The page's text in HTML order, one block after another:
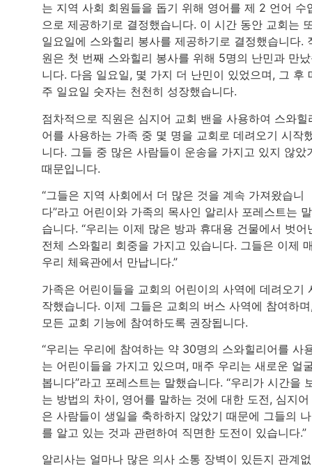
는 지역 사회 회원들을 돕기 위해 영어를 제 2 언어 수
으로 제공하기로 결정했습니다. 이 시간 동안 교회는
일요일에 스와힐리 봉사를 제공하기로 결정했습니다.
원은 첫 번째 스와힐리 봉사를 위해 5명의 난민과 만
니다. 다음 일요일, 몇 가지 더 난민이 있었으며, 그 후
주 일요일 숫자는 천천히 성장했습니다.
점차적으로 직원은 심지어 교회 밴을 사용하여 스와힐
어를 사용하는 가족 중 몇 명을 교회로 데려오기 시작
니다. 그들 중 많은 사람들이 운송을 가지고 있지 않았
때문입니다.
“그들은 지역 사회에서 더 많은 것을 계속 가져왔습니
다”라고 어린이와 가족의 목사인 알리사 포레스트는
습니다. “우리는 이제 많은 방과 휴대용 건물에서 벗어
전체 스와힐리 회중을 가지고 있습니다. 그들은 이제
우리 체육관에서 만납니다.”
가족은 어린이들을 교회의 어린이의 사역에 데려오기
작했습니다. 이제 그들은 교회의 버스 사역에 참여하
모든 교회 기능에 참여하도록 권장됩니다.
“우리는 우리에 참여하는 약 30명의 스와힐리어를 사
는 어린이들을 가지고 있으며, 매주 우리는 새로운 얼
봅니다”라고 포레스트는 말했습니다. “우리가 시간을
는 방법의 차이, 영어를 말하는 것에 대한 도전, 심지어
은 사람들이 생일을 축하하지 않았기 때문에 그들의
를 알고 있는 것과 관련하여 직면한 도전이 있습니다.”
알리사는 얼마나 많은 의사 소통 장벽이 있든지 관계